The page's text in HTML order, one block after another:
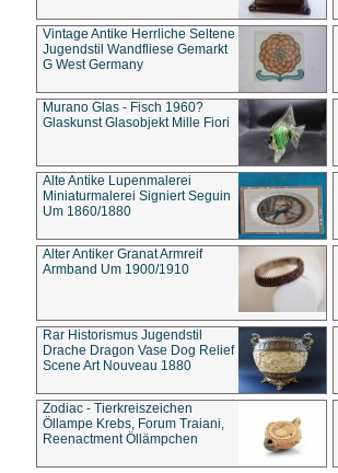
Vintage Antike Herrliche Seltene
Jugendstil Wandfliese Gemarkt
G West Germany
Murano Glas - Fisch 1960?
Glaskunst Glasobjekt Mille Fiori
Alte Antike Lupenmalerei
Miniaturmalerei Signiert Seguin
Um 1860/1880
Alter Antiker Granat Armreif
Armband Um 1900/1910
Rar Historismus Jugendstil
Drache Dragon Vase Dog Relief
Scene Art Nouveau 1880
Zodiac - Tierkreiszeichen
Öllampe Krebs, Forum Traiani,
Reenactment Öllämpchen